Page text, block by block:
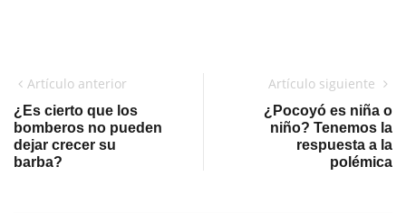
Artículo anterior
¿Es cierto que los
bomberos no pueden
dejar crecer su
barba?
Artículo siguiente
¿Pocoyó es niña o
niño? Tenemos la
respuesta a la
polémica